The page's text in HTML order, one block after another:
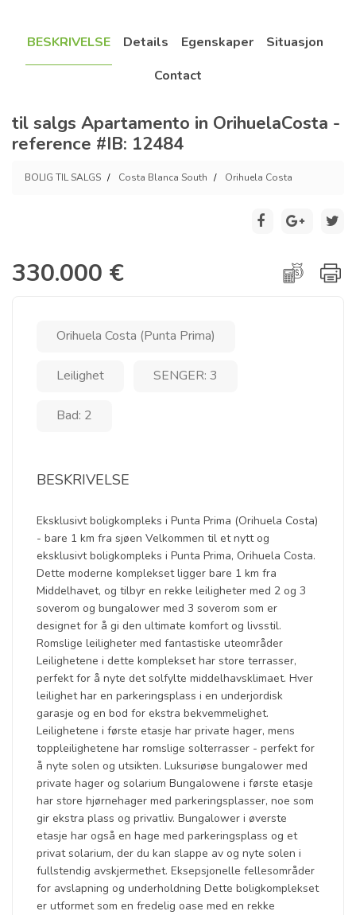
BESKRIVELSE Details Egenskaper
Situasjon
Contact
til salgs Apartamento in OrihuelaCosta -
reference #IB: 12484
BOLIG TIL SALGS Costa Blanca South Orihuela Costa
330.000 €
Orihuela Costa (Punta Prima)
Leilighet SENGER: 3
Bad: 2
BESKRIVELSE
Eksklusivt boligkompleks i Punta Prima (Orihuela Costa)
- bare 1 km fra sjøen Velkommen til et nytt og
eksklusivt boligkompleks i Punta Prima, Orihuela Costa.
Dette moderne komplekset ligger bare 1 km fra
Middelhavet, og tilbyr en rekke leiligheter med 2 og 3
soverom og bungalower med 3 soverom som er
designet for å gi den ultimate komfort og livsstil.
Romslige leiligheter med fantastiske uteområder
Leilighetene i dette komplekset har store terrasser,
perfekt for å nyte det solfylte middelhavsklimaet. Hver
leilighet har en parkeringsplass i en underjordisk
garasje og en bod for ekstra bekvemmelighet.
Leilighetene i første etasje har private hager, mens
toppleilighetene har romslige solterrasser - perfekt for
å nyte solen og utsikten. Luksuriøse bungalower med
private hager og solarium Bungalowene i første etasje
har store hjørnehager med parkeringsplasser, noe som
gir ekstra plass og privatliv. Bungalower i øverste
etasje har også en hage med parkeringsplass og et
privat solarium, der du kan slappe av og nyte solen i
fullstendig avskjermethet. Eksepsjonelle fellesområder
for avslapning og underholdning Dette boligkomplekset
er utformet som en fredelig oase med en rekke